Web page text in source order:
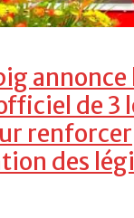
annonce
de 3
renforcer
des